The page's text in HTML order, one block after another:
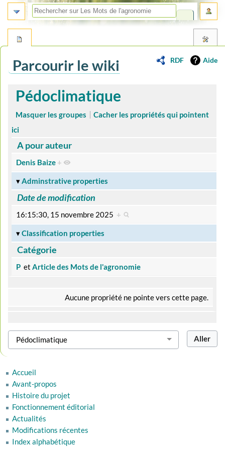
RDF Aide
Parcourir le wiki
Aller
Aller
Pédoclimatique
Masquer les groupes
Cacher les propriétés qui pointent
ici
A pour auteur
Denis Baize +
Adminstrative properties
Date de modification
16:15:30, 15 novembre 2025 +
Classification properties
Catégorie
P etArticle des Mots de l'agronomie
Aucune propriété ne pointe vers cette page.
Accueil
Avant-propos
Histoire du projet
Fonctionnement éditorial
Actualités
Modifications récentes
Index alphabétique